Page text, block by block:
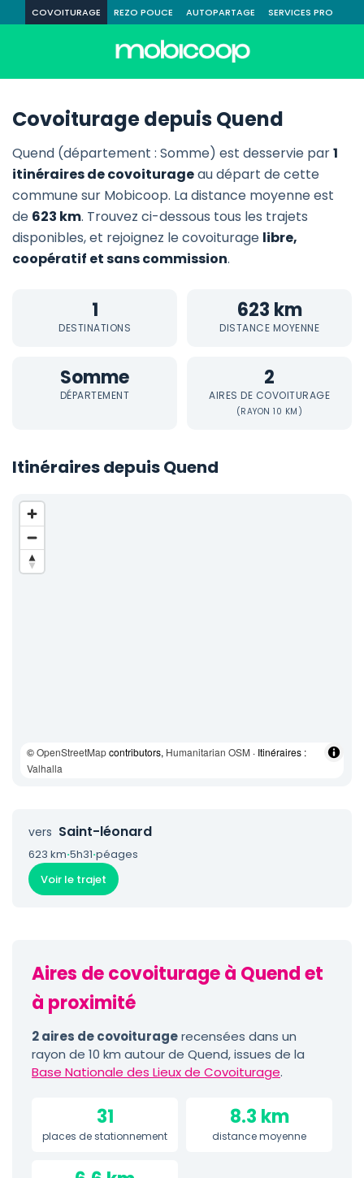
COVOITURAGE REZO POUCE AUTOPARTAGE SERVICES PRO
Covoiturage depuis Quend
Quend (département : Somme) est desservie par1
itinéraires de covoiturageau départ de cette
commune sur Mobicoop. La distance moyenne est
de 623 km. Trouvez ci-dessous tous les trajets
disponibles, et rejoignez le covoiturage libre,
coopératif et sans commission.
1
DESTINATIONS
623 km
DISTANCE MOYENNE
Somme
DÉPARTEMENT
2
AIRES DE COVOITURAGE
(RAYON 10 KM)
Itinéraires depuis Quend
©OpenStreetMapcontributors, Humanitarian OSM · Itinéraires :
Valhalla
vers Saint-léonard
623 km·5h31·péages
Voir le trajet
Aires de covoiturage à Quend et
à proximité
2 aires de covoituragerecensées dans un
rayon de 10 km autour de Quend, issues de la
Base Nationale des Lieux de Covoiturage.
31
places de stationnement
8.3 km
distance moyenne